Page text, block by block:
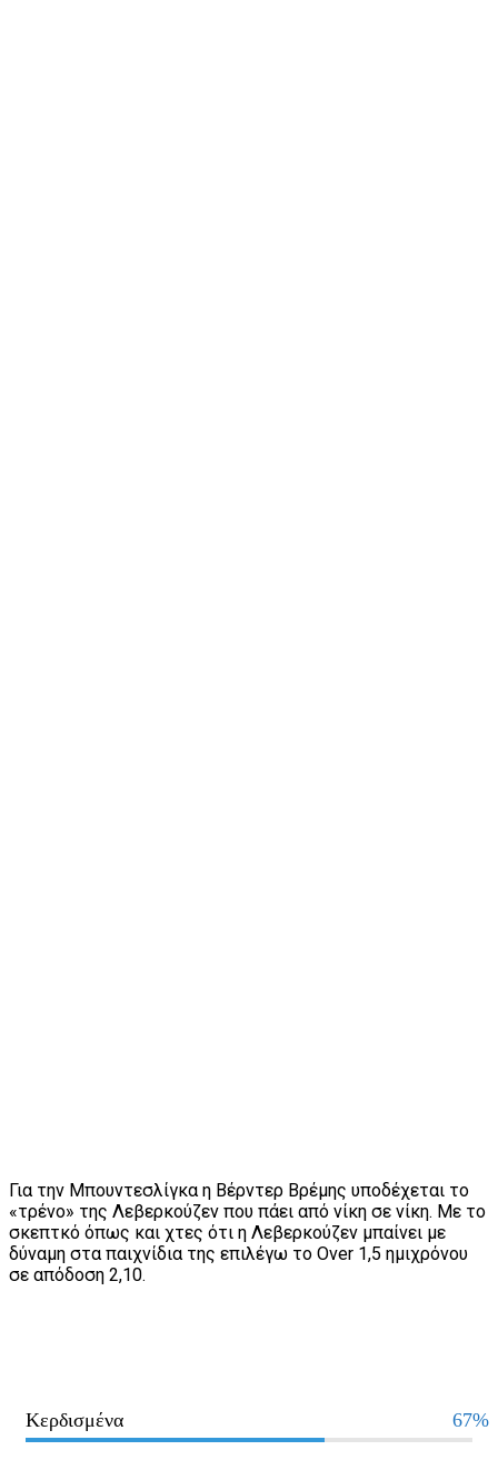
Για την Μπουντεσλίγκα η Βέρντερ Βρέμης υποδέχεται το
«τρένο» της Λεβερκούζεν που πάει από νίκη σε νίκη. Με το
σκεπτκό όπως και χτες ότι η Λεβερκούζεν μπαίνει με
δύναμη στα παιχνίδια της επιλέγω το Over 1,5 ημιχρόνου
σε απόδοση 2,10.
Κερδισμένα 67%